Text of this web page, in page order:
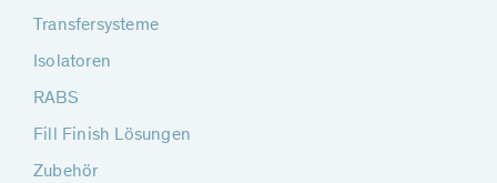
Transfersysteme
Isolatoren
RABS
Fill Finish Lösungen
Zubehör